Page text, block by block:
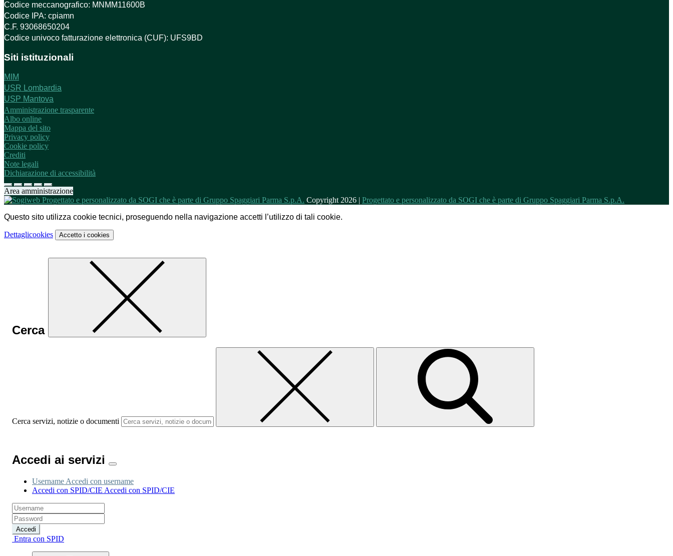
Codice meccanografico: MNMM11600B
Codice IPA: cpiamn
C.F. 93068650204
Codice univoco fatturazione elettronica (CUF): UFS9BD
Siti istituzionali
MIM
USR Lombardia
USP Mantova
Amministrazione trasparente
Albo online
Mappa del sito
Privacy policy
Cookie policy
Crediti
Note legali
Dichiarazione di accessibilità
Area amministrazione
Copyright 2026 | Progettato e personalizzato da SOGI che è parte di Gruppo Spaggiari Parma S.p.A.
Questo sito utilizza cookie tecnici, proseguendo nella navigazione accetti l’utilizzo di tali cookie.
Dettaglicookies Accetto i cookies
Cerca
Cerca servizi, notizie o documenti
Accedi ai servizi
Username Accedi con username
Accedi con SPID/CIE Accedi con SPID/CIE
Accedi
Entra con SPID